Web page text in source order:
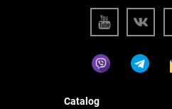
Catalog